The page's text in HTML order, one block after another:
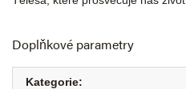
Doplňkové parametry
Kategorie: